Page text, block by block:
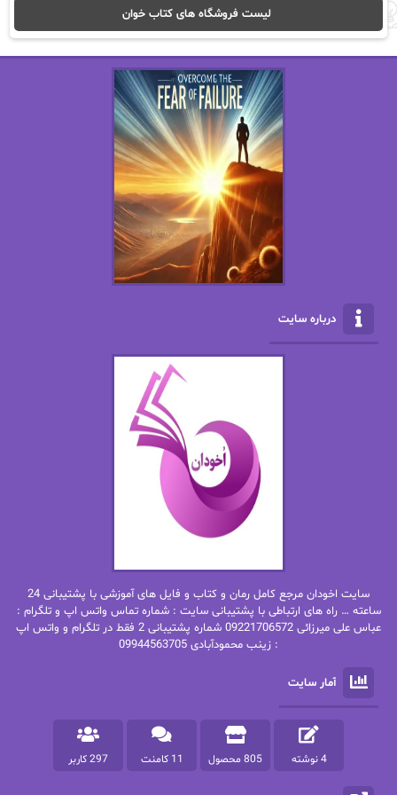
اریک مورگنشترن از نیلوفر لاری
استل مسکم
اصغر زاده
اکرم محمدی
الف صاد
الکساندر دوما
الناز پاکپور‌
الناز محمدی
امیر فرهی
باران
بهار سلطانی
بهاره شیرازی
بهاره.م
بیتا فرخی
پاتریشیا ویلسون پرتو فرهمند
پرستو اسحقی
پرستو مهاجر
پرهام رسولی
پروانه قدیمی پروانه محمدی
لیست فروشگاه های کتاب خوان
درباره سایت
سایت اخودان مرجع کامل رمان و کتاب و فایل های آموزشی با پشتیبانی 24
ساعته … راه های ارتباطی با پشتیبانی سایت : شماره تماس واتس اپ و تلگرام :
عباس علی میرزائی 09221706572 شماره پشتیبانی 2 فقط در تلگرام و واتس اپ
: زینب محمودآبادی 09944563705
آمار سایت
4 نوشته 805 محصول 11 کامنت 297 کاربر